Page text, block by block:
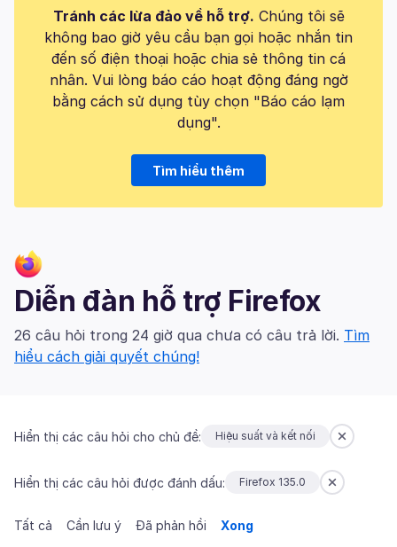
Tránh các lừa đảo về hỗ trợ. Chúng tôi sẽ
không bao giờ yêu cầu bạn gọi hoặc nhắn tin
đến số điện thoại hoặc chia sẻ thông tin cá
nhân. Vui lòng báo cáo hoạt động đáng ngờ
bằng cách sử dụng tùy chọn "Báo cáo lạm
dụng".
Tìm hiểu thêm
Diễn đàn hỗ trợ Firefox
26 câu hỏi trong 24 giờ qua chưa có câu trả lời. Tìm
hiểu cách giải quyết chúng!
Hiển thị các câu hỏi cho chủ đề: Hiệu suất và kết nối
Hiển thị các câu hỏi được đánh dấu: Firefox 135.0
Tất cả Cần lưu ý Đã phản hồi Xong